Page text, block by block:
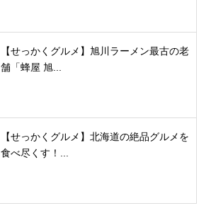
【せっかくグルメ】旭川ラーメン最古の老
舗「蜂屋 旭...
【せっかくグルメ】北海道の絶品グルメを
食べ尽くす！...